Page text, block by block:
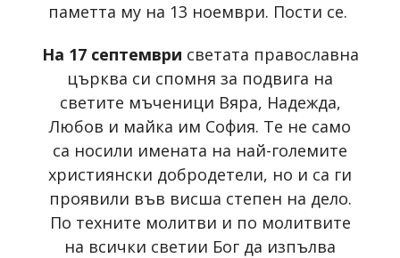
паметта му на 13 ноември. Пости се.
На 17 септември светата православна
църква си спомня за подвига на
светите мъченици Вяра, Надежда,
Любов и майка им София. Те не само
са носили имената на най-големите
християнски добродетели, но и са ги
проявили във висша степен на дело.
По техните молитви и по молитвите
на всички светии Бог да изпълва